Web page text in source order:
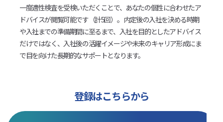
一度適性検査を受検いただくことで、あなたの個性に合わせたア
ドバイスが閲覧可能です（計5回）。 内定後の入社を決める時期
や入社までの準備期間に至るまで、入社を目的としたアドバイス
だけではなく、入社後の活躍イメージや未来のキャリア形成にま
で目を向けた長期的なサポートとなります。
登録はこちらから